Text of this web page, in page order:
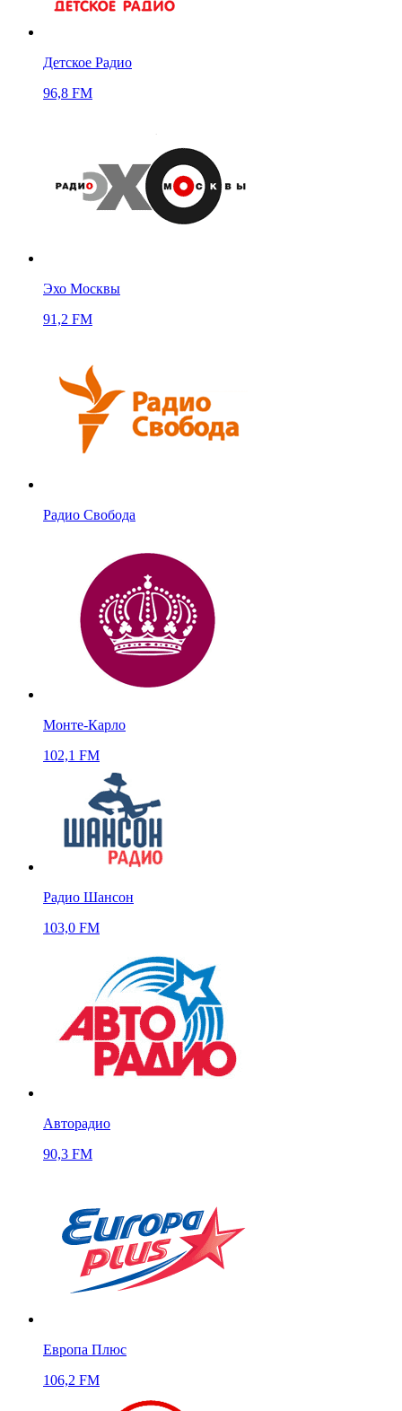
Детское Радио
96,8 FM
Эхо Москвы
91,2 FM
Радио Свобода
Монте-Карло
102,1 FM
Радио Шансон
103,0 FM
Авторадио
90,3 FM
Европа Плюс
106,2 FM